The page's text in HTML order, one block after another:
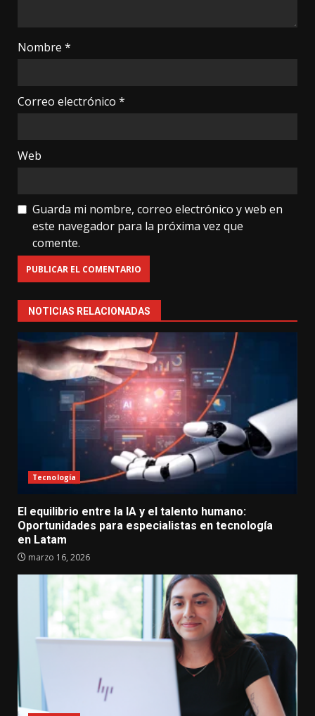
Nombre *
Correo electrónico *
Web
Guarda mi nombre, correo electrónico y web en
este navegador para la próxima vez que
comente.
NOTICIAS RELACIONADAS
Tecnología
El equilibrio entre la IA y el talento humano:
Oportunidades para especialistas en tecnología
en Latam
marzo 16, 2026